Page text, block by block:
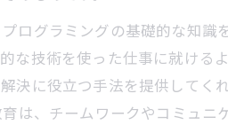
グラミングの基礎的な知識
な技術を使った仕事に就ける
決に役立つ手法を提供してく
は、チームワークやコミュ